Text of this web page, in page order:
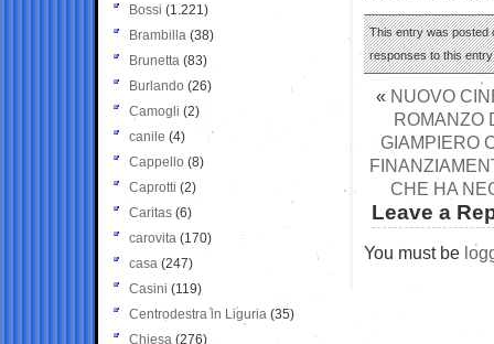
This entry was posted
responses to this
« NUOVO
ROMANZO
GIAMPIERO
CHE HA
Leave a
You must be
Bossi (1.221)
Brambilla (38)
Brunetta (83)
Burlando (26)
Camogli (2)
canile (4)
Cappello (8)
Caprotti (2)
Caritas (6)
carovita (170)
casa (247)
Casini (119)
Centrodestra in Liguria (35)
Chiesa (276)